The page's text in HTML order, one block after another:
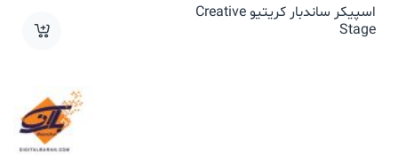
اسپیکر ساندبار کریتیو Creative
Stage